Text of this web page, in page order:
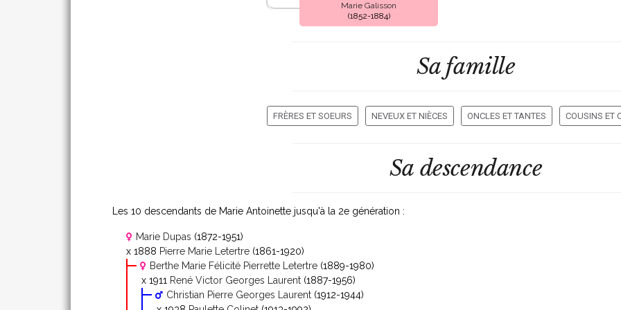
Marie Galisson
(1852-1884)
Sa famille
FRÈRES ET SOEURS NEVEUX ET NIÈCES ONCLES ET TANTES COUSINS ET
Sa descendance
Les 10 descendants de Marie Antoinette jusqu'à la 2e génération :
Marie Dupas (1872-1951)
x 1888 Pierre Marie Letertre (1861-1920)
Berthe Marie Félicité Pierrette Letertre (1889-1980)
x 1911 René Victor Georges Laurent (1887-1956)
Christian Pierre Georges Laurent (1912-1944)